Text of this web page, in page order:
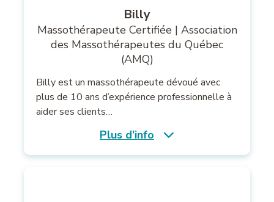
Billy
Massothérapeute Certifiée | Association
des Massothérapeutes du Québec
(AMQ)
Billy est un massothérapeute dévoué avec
plus de 10 ans d’expérience professionnelle à
aider ses clients…
Plus d’info